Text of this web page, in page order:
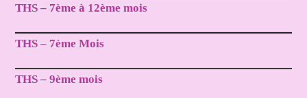
THS – 7ème à 12ème mois
THS – 7ème Mois
THS – 9ème mois